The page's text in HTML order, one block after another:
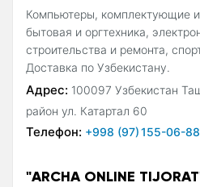
Компьютеры, комплектующие
бытовая и оргтехника,
строительства и ремонта,
Доставка по Узбекистану.
Адрес: 100097 Узбекистан
район ул. Катартал 60
Телефон: +998 (97) 155-06-88
"ARCHA ONLINE